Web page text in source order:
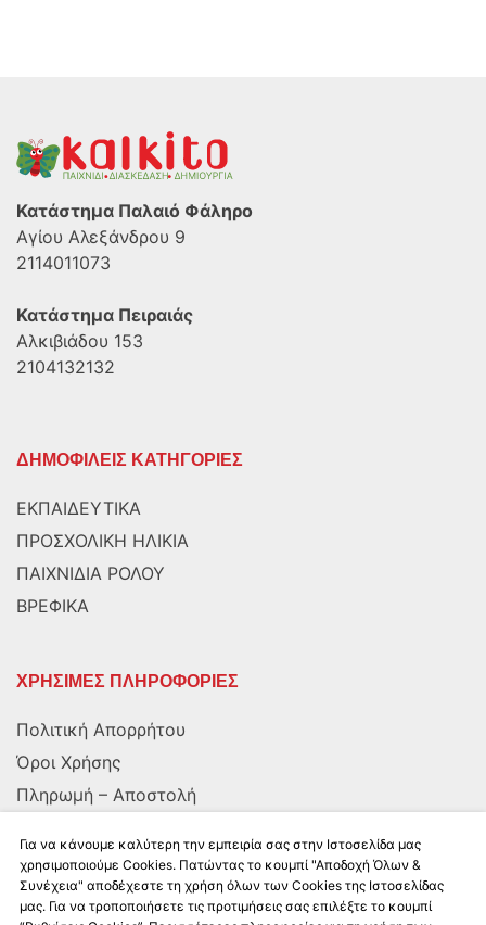
Κατάστημα Παλαιό Φάληρο
Αγίου Αλεξάνδρου 9
2114011073
Κατάστημα Πειραιάς
Αλκιβιάδου 153
2104132132
ΔΗΜΟΦΙΛΕΙΣ ΚΑΤΗΓΟΡΙΕΣ
ΕΚΠΑΙΔΕΥΤΙΚΑ
ΠΡΟΣΧΟΛΙΚΗ ΗΛΙΚΙΑ
ΠΑΙΧΝΙΔΙΑ ΡΟΛΟΥ
ΒΡΕΦΙΚΑ
ΧΡΗΣΙΜΕΣ ΠΛΗΡΟΦΟΡΙΕΣ
Πολιτική Απορρήτου
Όροι Χρήσης
Πληρωμή – Αποστολή
ΑΚΟΛΟΥΘΗΣΤΕ ΜΑΣ
Για να κάνουμε καλύτερη την εμπειρία σας στην Ιστοσελίδα μας
χρησιμοποιούμε Cookies. Πατώντας το κουμπί "Αποδοχή Όλων &
Συνέχεια" αποδέχεστε τη χρήση όλων των Cookies της Ιστοσελίδας
μας. Για να τροποποιήσετε τις προτιμήσεις σας επιλέξτε το κουμπί